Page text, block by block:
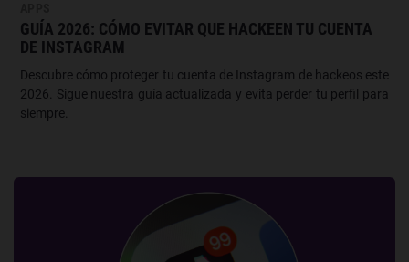
GUÍA 2026: CÓMO EVITAR QUE HACKEEN TU CUENTA
DE INSTAGRAM
Descubre cómo proteger tu cuenta de Instagram de hackeos este
2026. Sigue nuestra guía actualizada y evita perder tu perfil para
siempre.